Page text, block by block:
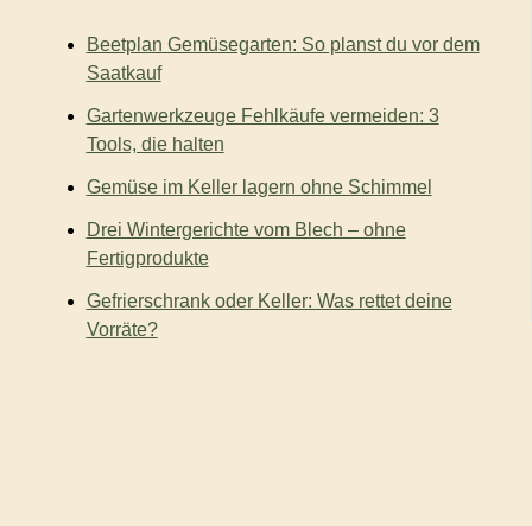
Beetplan Gemüsegarten: So planst du vor dem
Saatkauf
Gartenwerkzeuge Fehlkäufe vermeiden: 3
Tools, die halten
Gemüse im Keller lagern ohne Schimmel
Drei Wintergerichte vom Blech – ohne
Fertigprodukte
Gefrierschrank oder Keller: Was rettet deine
Vorräte?